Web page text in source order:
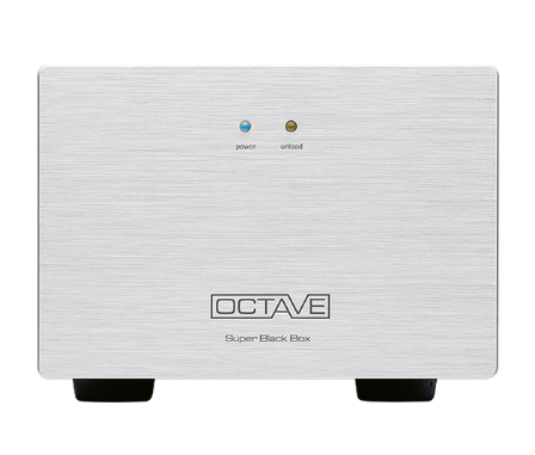
RE 320
PHONO MODULE